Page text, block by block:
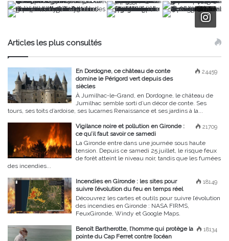
Articles les plus consultés
24459
En Dordogne, ce château de conte
domine le Périgord vert depuis des
siècles
À Jumilhac-le-Grand, en Dordogne, le château de
Jumilhac semble sorti d’un décor de conte. Ses
tours, ses toits d’ardoise, ses lucarnes Renaissance et ses jardins à la...
21709
Vigilance noire et pollution en Gironde :
ce qu’il faut savoir ce samedi
La Gironde entre dans une journée sous haute
tension. Depuis ce samedi 25 juillet, le risque feux
de forêt atteint le niveau noir, tandis que les fumées
des incendies...
18149
Incendies en Gironde : les sites pour
suivre l’évolution du feu en temps réel
Découvrez les cartes et outils pour suivre l’évolution
des incendies en Gironde : NASA FIRMS,
FeuxGironde, Windy et Google Maps.
18134
Benoît Bartherotte, l’homme qui protège la
pointe du Cap Ferret contre l’océan